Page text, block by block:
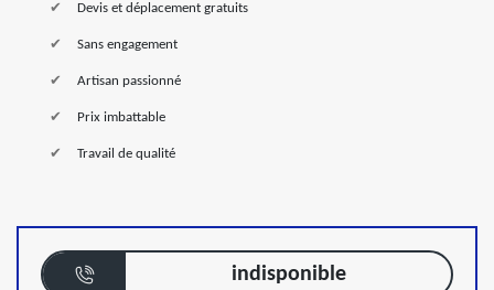
Devis et déplacement gratuits
Sans engagement
Artisan passionné
Prix imbattable
Travail de qualité
indisponible